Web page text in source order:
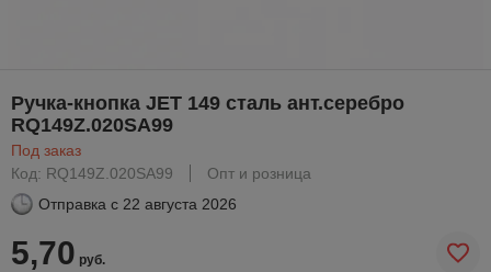
Ручка-кнопка JET 149 сталь ант.серебро
RQ149Z.020SA99
Под заказ
Код: RQ149Z.020SA99
Опт и розница
Отправка с 22 августа 2026
5,70 руб.